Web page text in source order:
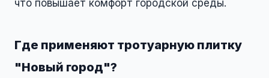
что повышает комфорт городской среды.
Где применяют тротуарную плитку
"Новый город"?